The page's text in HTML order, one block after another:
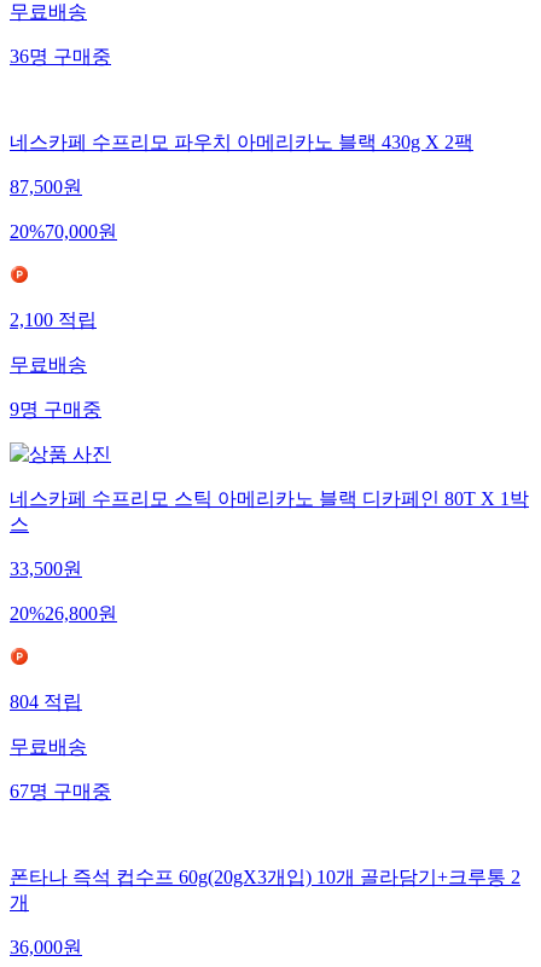
무료배송
36명 구매중
네스카페 수프리모 파우치 아메리카노 블랙 430g X 2팩
87,500원
20%70,000원
2,100적립
무료배송
9명구매중
네스카페 수프리모 스틱 아메리카노 블랙 디카페인 80T X 1박
스
33,500원
20%26,800원
804적립
무료배송
67명구매중
폰타나 즉석 컵수프 60g(20gX3개입) 10개 골라담기+크루통 2
개
36,000원